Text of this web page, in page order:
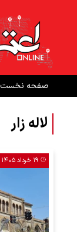
صفحه نخست
لاله زار
۱۹ خرداد ۱۴۰۵